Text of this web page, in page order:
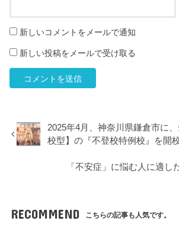
新しいコメントをメールで通知
新しい投稿をメールで受け取る
2025年4月、神奈川県鎌倉市に
校型】の『不登校特例校』を開
「不安症」に悩む人に適し
RECOMMEND こちらの記事も人気です。